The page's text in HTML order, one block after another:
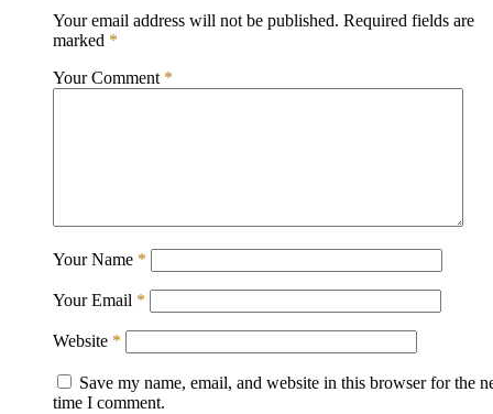
Your email address will not be published. Required fields are
marked *
Your Comment *
Your Name *
Your Email *
Website *
Save my name, email, and website in this browser for the
time I comment.